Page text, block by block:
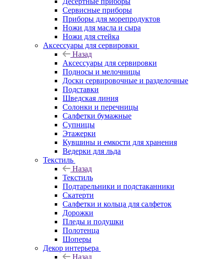
Сервисные приборы
Приборы для морепродуктов
Ножи для масла и сыра
Ножи для стейка
Аксессуары для сервировки
Назад
Аксессуары для сервировки
Подносы и мелочницы
Доски сервировочные и разделочные
Подставки
Шведская линия
Солонки и перечницы
Салфетки бумажные
Супницы
Этажерки
Кувшины и емкости для хранения
Ведерки для льда
Текстиль
Назад
Текстиль
Подтарельники и подстаканники
Скатерти
Салфетки и кольца для салфеток
Дорожки
Пледы и подушки
Полотенца
Шоперы
Декор интерьера
Назад